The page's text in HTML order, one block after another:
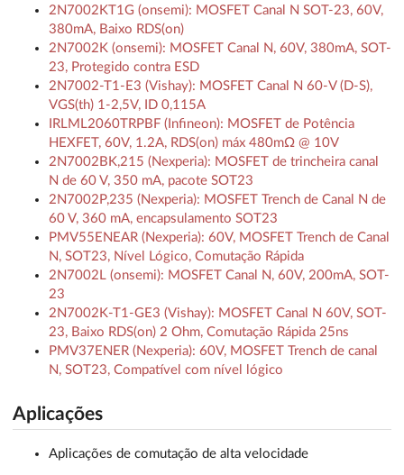
2N7002KT1G (onsemi): MOSFET Canal N SOT-23, 60V,
380mA, Baixo RDS(on)
2N7002K (onsemi): MOSFET Canal N, 60V, 380mA, SOT-
23, Protegido contra ESD
2N7002-T1-E3 (Vishay): MOSFET Canal N 60-V (D-S),
VGS(th) 1-2,5V, ID 0,115A
IRLML2060TRPBF (Infineon): MOSFET de Potência
HEXFET, 60V, 1.2A, RDS(on) máx 480mΩ @ 10V
2N7002BK,215 (Nexperia): MOSFET de trincheira canal
N de 60 V, 350 mA, pacote SOT23
2N7002P,235 (Nexperia): MOSFET Trench de Canal N de
60 V, 360 mA, encapsulamento SOT23
PMV55ENEAR (Nexperia): 60V, MOSFET Trench de Canal
N, SOT23, Nível Lógico, Comutação Rápida
2N7002L (onsemi): MOSFET Canal N, 60V, 200mA, SOT-
23
2N7002K-T1-GE3 (Vishay): MOSFET Canal N 60V, SOT-
23, Baixo RDS(on) 2 Ohm, Comutação Rápida 25ns
PMV37ENER (Nexperia): 60V, MOSFET Trench de canal
N, SOT23, Compatível com nível lógico
Aplicações
Aplicações de comutação de alta velocidade